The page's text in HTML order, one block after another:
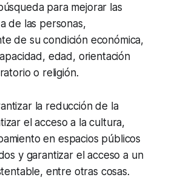
para mejorar las
de las personas,
de su condición económica,
edad, orientación
o religión.
la reducción de la
el acceso a la cultura,
en espacios públicos
y garantizar el acceso a un
entre otras cosas.